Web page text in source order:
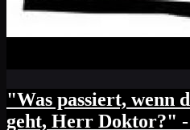
"Was passiert, wenn
geht, Herr Doktor?"